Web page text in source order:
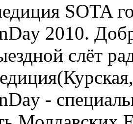
SOTA
2010.
слёт
-